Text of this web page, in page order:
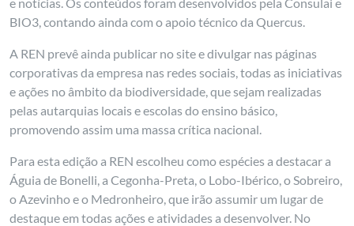
BIO3, contando ainda com o apoio técnico da Quercus.
A REN prevê ainda publicar no site e divulgar nas páginas
corporativas da empresa nas redes sociais, todas as iniciativas
e ações no âmbito da biodiversidade, que sejam realizadas
pelas autarquias locais e escolas do ensino básico,
promovendo assim uma massa crítica nacional.
Para esta edição a REN escolheu como espécies a destacar a
Águia de Bonelli, a Cegonha-Preta, o Lobo-Ibérico, o Sobreiro,
o Azevinho e o Medronheiro, que irão assumir um lugar de
destaque em todas ações e atividades a desenvolver. No